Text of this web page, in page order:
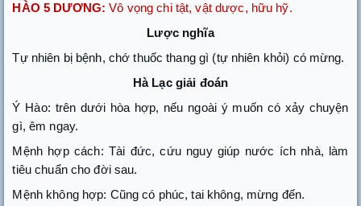
HÀO 5 DƯƠNG:Vô vọng chi tật, vật dược, hữu hỹ.
Lược nghĩa
Tự nhiên bị bệnh, chớ thuốc thang gì (tự nhiên khỏi) có mừng.
Hà Lạc giải đoán
Ý Hào: trên dưới hòa hợp, nếu ngoài ý muốn có xảy chuyện
gì, êm ngay.
Mệnh hợp cách: Tài đức, cứu nguy giúp nước ích nhà, làm
tiêu chuẩn cho đời sau.
Mệnh không hợp: Cũng có phúc, tai không, mừng đến.